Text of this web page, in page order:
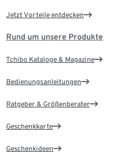
Jetzt Vorteile entdecken
Rund um unsere Produkte
Tchibo Kataloge & Magazine
Bedienungsanleitungen
Ratgeber & Größenberater
Geschenkkarte
Geschenkideen